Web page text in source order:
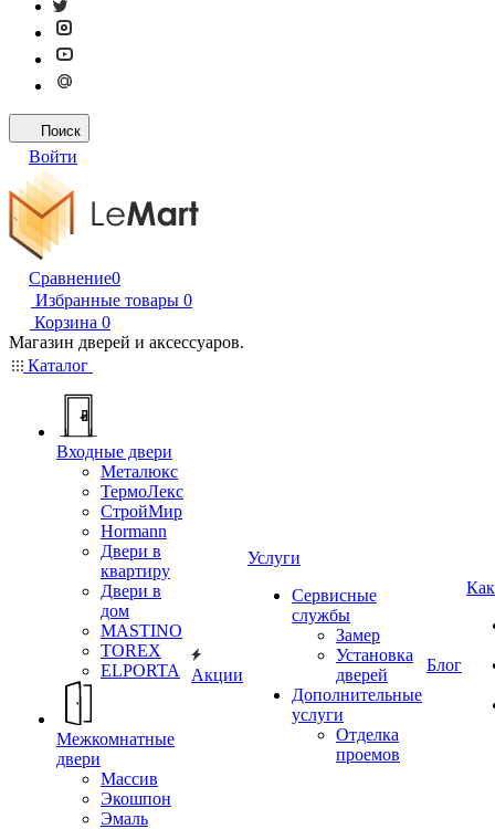
Поиск
Войти
Сравнение0
Избранные товары 0
Корзина 0
Магазин дверей и аксессуаров.
Каталог
Входные двери
Металюкс
ТермоЛекс
СтройМир
Hormann
Двери в
квартиру
Двери в
дом
MASTINO
TOREX
ELPORTA
Межкомнатные
двери
Массив
Экошпон
Эмаль
Акции
Услуги
Сервисные
службы
Замер
Установка
дверей
Дополнительные
услуги
Отделка
проемов
Блог